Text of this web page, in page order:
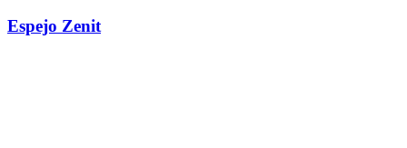
Espejo Zenit